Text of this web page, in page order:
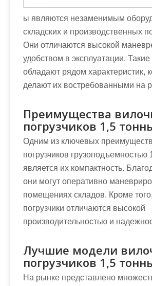
ы являются незаменимым
складских и производственных
Они отличаются высокой
удобством в эксплуатации. Такие
обладают рядом характеристик,
делают их востребованными на
Преимущества
погрузчиков 1,5
Одним из ключевых
погрузчиков грузоподъемностью
является их компактность.
они могут оперативно
помещениях складов. Кроме
погрузчики отличаются высокой
производительностью и
Лучшие модели
погрузчиков 1,5
На рынке представлено